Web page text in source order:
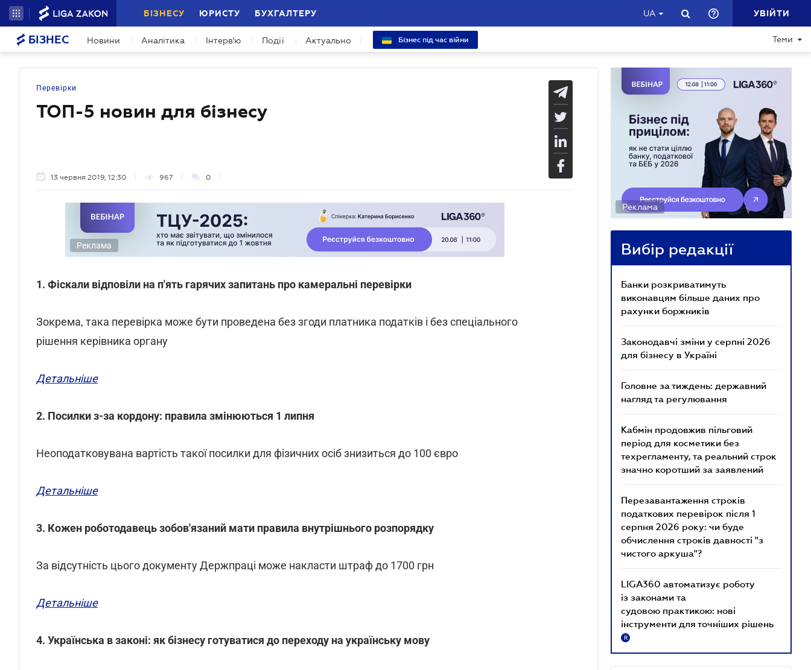
БІЗНЕСУ ЮРИСТУ БУХГАЛТЕРУ UA УВІЙТИ
БІЗНЕС Новини Аналітика Інтерв'ю Події Актуально Бізнес під час війни Теми
Перевірки
ТОП-5 новин для бізнесу
13 червня 2019, 12:30 967 0
Реклама
1. Фіскали відповіли на п'ять гарячих запитань про камеральні перевірки
Зокрема, така перевірка може бути проведена без згоди платника податків і без спеціального
рішення керівника органу
Детальніше
2. Посилки з-за кордону: правила змінюються 1 липня
Неоподатковувана вартість такої посилки для фізичних осіб знизиться до 100 євро
Детальніше
3. Кожен роботодавець зобов'язаний мати правила внутрішнього розпорядку
За відсутність цього документу Держпраці може накласти штраф до 1700 грн
Детальніше
4. Українська в законі: як бізнесу готуватися до переходу на українську мову
Реклама
Вибір редакції
Банки розкриватимуть
виконавцям більше даних про
рахунки боржників
Законодавчі зміни у серпні 2026
для бізнесу в Україні
Головне за тиждень: державний
нагляд та регулювання
Кабмін продовжив пільговий
період для косметики без
техрегламенту, та реальний строк
значно коротший за заявлений
Перезавантаження строків
податкових перевірок після 1
серпня 2026 року: чи буде
обчислення строків давності "з
чистого аркуша"?
LIGA360 автоматизує роботу
із законами та
судовою практикою: нові
інструменти для точніших рішень
R